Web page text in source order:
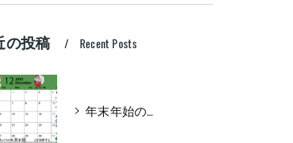
の投稿 Recent Posts
年末年始のお知らせ